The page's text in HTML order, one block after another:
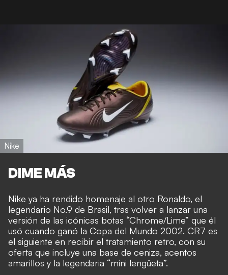
Nike
DIME MÁS
Nike ya ha rendido homenaje al otro Ronaldo, el
legendario No.9 de Brasil, tras volver a lanzar una
versión de las icónicas botas “Chrome/Lime” que él
usó cuando ganó la Copa del Mundo 2002. CR7 es
el siguiente en recibir el tratamiento retro, con su
oferta que incluye una base de ceniza, acentos
amarillos y la legendaria “mini lengüeta”.